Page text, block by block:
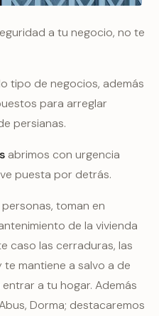
a tu negocio, no te
tipo de negocios, además
para arreglar
persianas.
abrimos con urgencia
puesta por detrás.
toman en
de la vivienda
caso las cerraduras, las
mantiene a salvo a de
a tu hogar. Además
Dorma; destacaremos